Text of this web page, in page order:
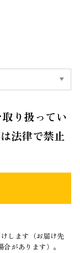
り扱ってい
法律で禁止
します（お届け先
があります）。